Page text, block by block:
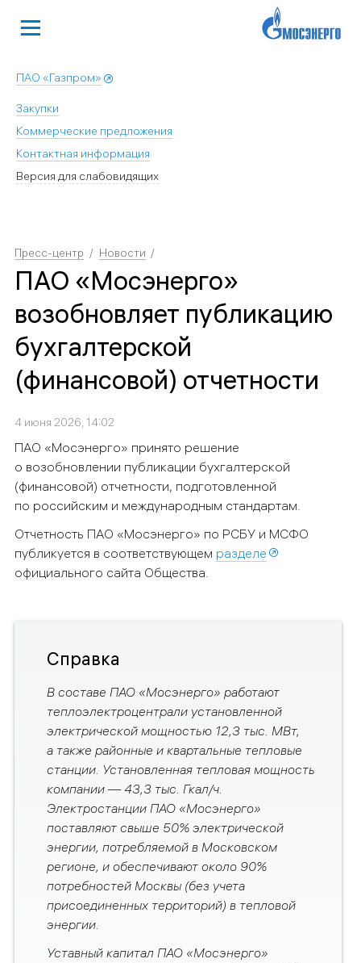
ПАО «Газпром»
Закупки
Коммерческие предложения
Контактная информация
Версия для слабовидящих
Пресс-центр Новости
ПАО «Мосэнерго»
возобновляет публикацию
бухгалтерской
(финансовой) отчетности
4 июня 2026, 14:02
ПАО «Мосэнерго» принято решение
о возобновлении публикации бухгалтерской
(финансовой) отчетности, подготовленной
по российским и международным стандартам.
Отчетность ПАО «Мосэнерго» по РСБУ и МСФО
публикуется в соответствующем разделе
официального сайта Общества.
Справка
В составе ПАО «Мосэнерго» работают
теплоэлектроцентрали установленной
электрической мощностью 12,3 тыс. МВт,
а также районные и квартальные тепловые
станции. Установленная тепловая мощность
компании — 43,3 тыс. Гкал/ч.
Электростанции ПАО «Мосэнерго»
поставляют свыше 50% электрической
энергии, потребляемой в Московском
регионе, и обеспечивают около 90%
потребностей Москвы (без учета
присоединенных территорий) в тепловой
энергии.
Уставный капитал ПАО «Мосэнерго»